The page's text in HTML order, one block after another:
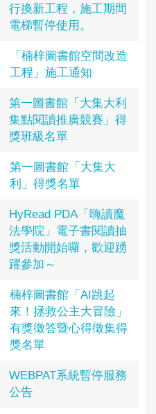
行換新工程，施工期間
電梯暫停使用。
「楠梓圖書館空間改造
工程」施工通知
第一圖書館「大集大利
集點閱讀推廣競賽」得
獎班級名單
第一圖書館「大集大
利」得獎名單
HyRead PDA「嗨讀魔
法學院」電子書閱讀抽
獎活動開始囉，歡迎踴
躍參加～
楠梓圖書館「AI跳起
來！拯救公主大冒險」
有獎徵答暨心得徵集得
獎名單
WEBPAT系統暫停服務
公告